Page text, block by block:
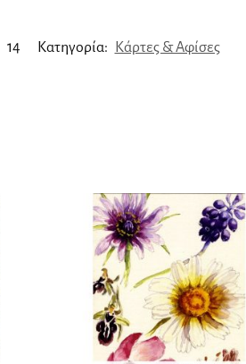
14 Κατηγορία: Κάρτες & Αφίσες